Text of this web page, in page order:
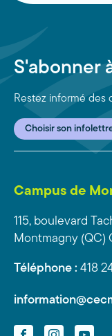
S'abonner
Restez informé des
Choisir son
Campus de
115, boulevard
Montmagny (QC)
Téléphone : 418
FacebookInstagramYouTube